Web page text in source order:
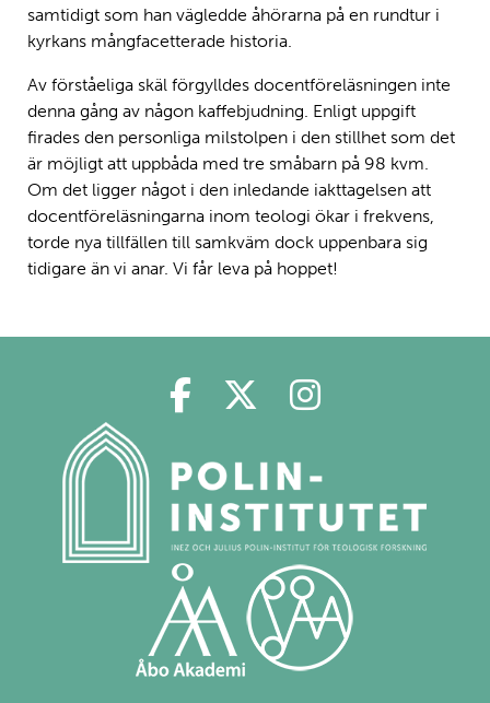
samtidigt som han vägledde åhörarna på en rundtur i
kyrkans mångfacetterade historia.
Av förståeliga skäl förgylldes docentföreläsningen inte
denna gång av någon kaffebjudning. Enligt uppgift
firades den personliga milstolpen i den stillhet som det
är möjligt att uppbåda med tre småbarn på 98 kvm.
Om det ligger något i den inledande iakttagelsen att
docentföreläsningarna inom teologi ökar i frekvens,
torde nya tillfällen till samkväm dock uppenbara sig
tidigare än vi anar. Vi får leva på hoppet!